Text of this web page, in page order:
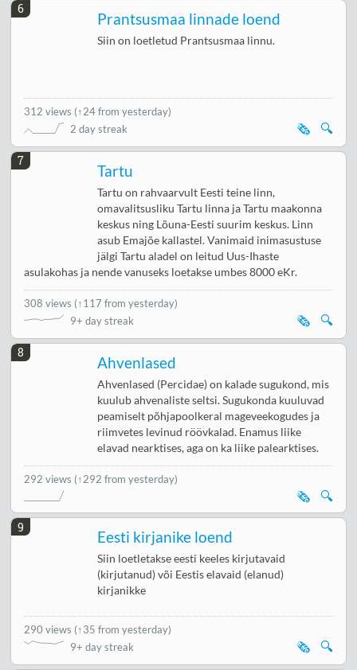
6
Prantsusmaa linnade loend
Siin on loetletud Prantsusmaa linnu.
312 views (↑24 from yesterday)
2 day streak
🔍
🗞️
7
Tartu
Tartu on rahvaarvult Eesti teine linn,
omavalitsusliku Tartu linna ja Tartu maakonna
keskus ning Lõuna-Eesti suurim keskus. Linn
asub Emajõe kallastel. Vanimaid inimasustuse
jälgi Tartu aladel on leitud Uus-Ihaste
asulakohas ja nende vanuseks loetakse umbes 8000 eKr.
308 views (↑117 from yesterday)
9+ day streak
🔍
🗞️
8
Ahvenlased
Ahvenlased (Percidae) on kalade sugukond, mis
kuulub ahvenaliste seltsi. Sugukonda kuuluvad
peamiselt põhjapoolkeral mageveekogudes ja
riimvetes levinud röövkalad. Enamus liike
elavad nearktises, aga on ka liike palearktises.
292 views (↑292 from yesterday)
🔍
🗞️
9
Eesti kirjanike loend
Siin loetletakse eesti keeles kirjutavaid
(kirjutanud) või Eestis elavaid (elanud)
kirjanikke
290 views (↑35 from yesterday)
9+ day streak
🔍
🗞️